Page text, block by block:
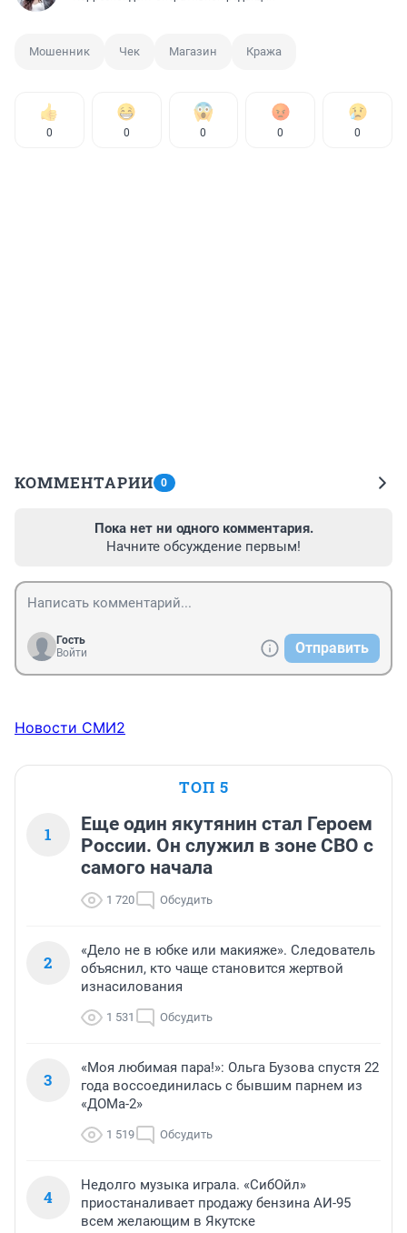
Мошенник Чек Магазин Кража
0 0 0 0 0
КОММЕНТАРИИ 0
Пока нет ни одного комментария.
Начните обсуждение первым!
Гость
Войти
Отправить
Новости СМИ2
ТОП 5
1
Еще один якутянин стал Героем
России. Он служил в зоне СВО с
самого начала
1 720 Обсудить
2
«Дело не в юбке или макияже». Следователь
объяснил, кто чаще становится жертвой
изнасилования
1 531 Обсудить
3
«Моя любимая пара!»: Ольга Бузова спустя 22
года воссоединилась с бывшим парнем из
«ДОМа-2»
1 519 Обсудить
4
Недолго музыка играла. «СибОйл»
приостаналивает продажу бензина АИ-95
всем желающим в Якутске